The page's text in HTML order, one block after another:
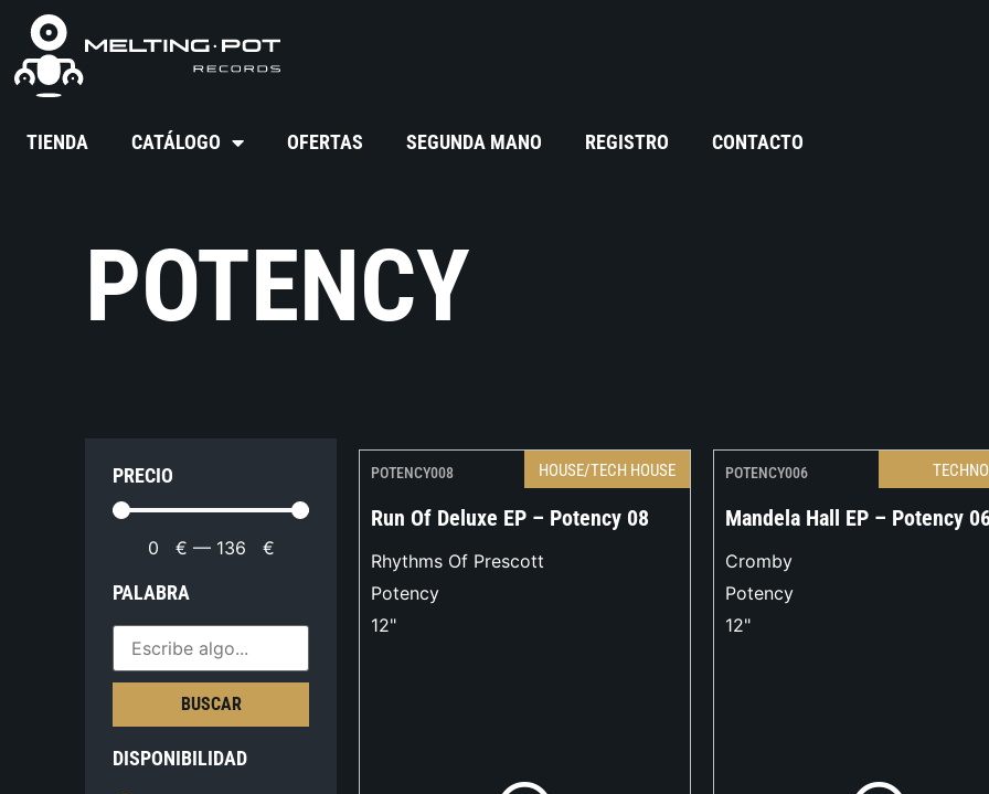
TIENDA CATÁLOGO OFERTAS SEGUNDA MANO REGISTRO CONTACTO
POTENCY
PRECIO
0 € — 136 €
PALABRA
BUSCAR
DISPONIBILIDAD
POTENCY008 HOUSE/TECH HOUSE
Run Of Deluxe EP – Potency 08
Rhythms Of Prescott
Potency
12"
POTENCY006 TECHNO
Mandela Hall EP – Potency
Cromby
Potency
12"